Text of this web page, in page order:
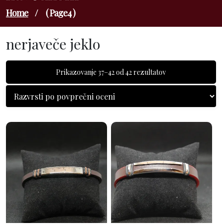
Home / ( Page4 )
nerjaveče jeklo
Prikazovanje 37–42 od 42 rezultatovRazvrščeno
po